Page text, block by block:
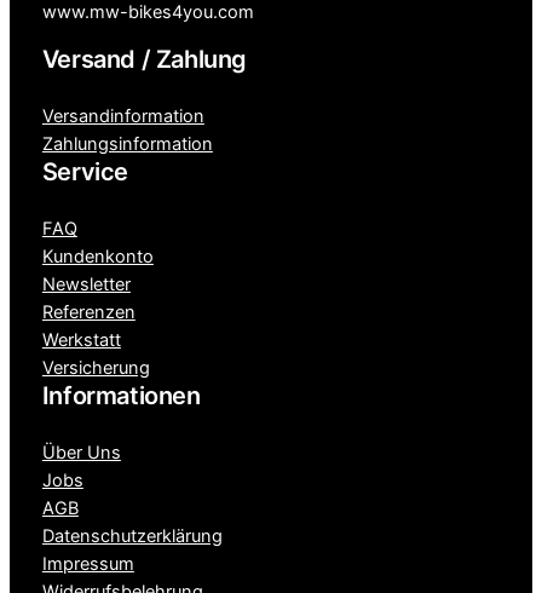
www.mw-bikes4you.com
Versand / Zahlung
Versandinformation
Zahlungsinformation
Service
FAQ
Kundenkonto
Newsletter
Referenzen
Werkstatt
Versicherung
Informationen
Über Uns
Jobs
AGB
Datenschutzerklärung
Impressum